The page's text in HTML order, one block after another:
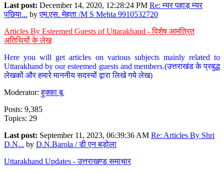
Last post: December 14, 2020, 12:28:24 PM Re: म्यर पहाड़ म्यर
पछिया... byएम.एस. मेहता /M S Mehta 9910532720
Articles By Esteemed Guests of Uttarakhand - विशेष आमंत्रित
अतिथियों के लेख
Here you will get articles on various subjects mainly related to
Uttarakhand by our esteemed guests and members.(उत्तराखंड के प्रबुद्ध
लेखकों और हमारे माननीय सदस्यों द्वारा लिखे गये लेख)
Moderator:हुक्का बू
Posts: 9,385
Topics: 29
Last post: September 11, 2023, 06:39:36 AM Re: Articles By Shri
D.N... by D.N.Barola / डी एन बड़ोला
Uttarakhand Updates - उत्तराखण्ड समाचार